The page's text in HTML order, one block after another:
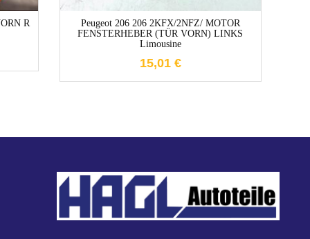
R
Peugeot 206 206 2KFX/2NFZ/ MOTOR
FENSTERHEBER (TÜR VORN) LINKS
Limousine
15,01 €